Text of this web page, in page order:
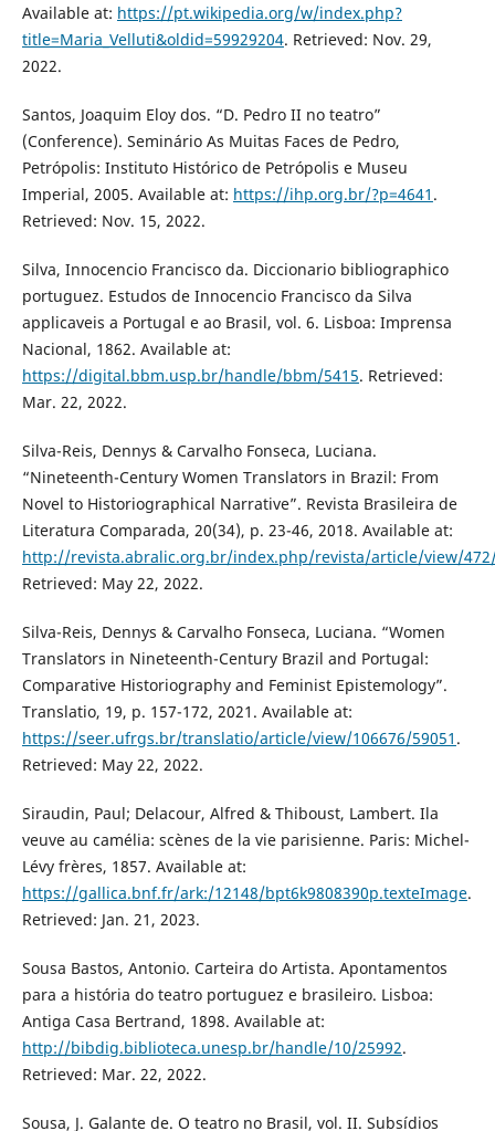
Available at: https://pt.wikipedia.org/w/index.php?
title=Maria_Velluti&oldid=59929204. Retrieved: Nov. 29,
2022.
Santos, Joaquim Eloy dos. “D. Pedro II no teatro”
(Conference). Seminário As Muitas Faces de Pedro,
Petrópolis: Instituto Histórico de Petrópolis e Museu
Imperial, 2005. Available at: https://ihp.org.br/?p=4641 .
Retrieved: Nov. 15, 2022.
Silva, Innocencio Francisco da. Diccionario bibliographico
portuguez. Estudos de Innocencio Francisco da Silva
applicaveis a Portugal e ao Brasil, vol. 6. Lisboa: Imprensa
Nacional, 1862. Available at:
https://digital.bbm.usp.br/handle/bbm/5415. Retrieved:
Mar. 22, 2022.
Silva-Reis, Dennys & Carvalho Fonseca, Luciana.
“Nineteenth-Century Women Translators in Brazil: From
Novel to Historiographical Narrative”. Revista Brasileira de
Literatura Comparada, 20(34), p. 23-46, 2018. Available at:
http://revista.abralic.org.br/index.php/revista/article/view/
Retrieved: May 22, 2022.
Silva-Reis, Dennys & Carvalho Fonseca, Luciana. “Women
Translators in Nineteenth-Century Brazil and Portugal:
Comparative Historiography and Feminist Epistemology”.
Translatio, 19, p. 157-172, 2021. Available at:
https://seer.ufrgs.br/translatio/article/view/106676/59051 .
Retrieved: May 22, 2022.
Siraudin, Paul; Delacour, Alfred & Thiboust, Lambert. Ila
veuve au camélia: scènes de la vie parisienne. Paris: Michel-
Lévy frères, 1857. Available at:
https://gallica.bnf.fr/ark:/12148/bpt6k9808390p.texteImage.
Retrieved: Jan. 21, 2023.
Sousa Bastos, Antonio. Carteira do Artista. Apontamentos
para a história do teatro portuguez e brasileiro. Lisboa:
Antiga Casa Bertrand, 1898. Available at:
http://bibdig.biblioteca.unesp.br/handle/10/25992.
Retrieved: Mar. 22, 2022.
Sousa, J. Galante de. O teatro no Brasil, vol. II. Subsídios